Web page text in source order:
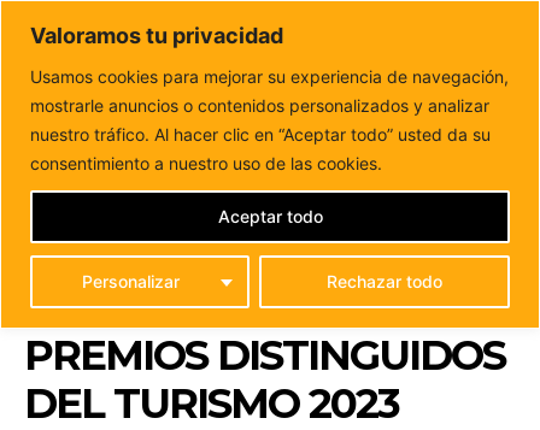
Valoramos tu privacidad
Usamos cookies para mejorar su experiencia de navegación,
mostrarle anuncios o contenidos personalizados y analizar
nuestro tráfico. Al hacer clic en “Aceptar todo” usted da su
consentimiento a nuestro uso de las cookies.
Personalizar Rechazar todo
Aceptar todo
DUNAS FM
Tu informacion de forma cercana
Inicio FUERTEVENTURA
El Cabildo abre la convocatoria
para presentar candidaturas a los premios Distinguidos...
EL CABILDO ABRE LA
CONVOCATORIA PARA
PRESENTAR
CANDIDATURAS A LOS
PREMIOS DISTINGUIDOS
DEL TURISMO 2023